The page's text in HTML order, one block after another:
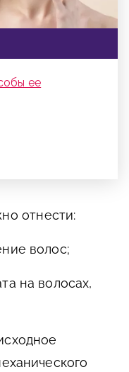
ее
отнести:
волос;
на волосах,